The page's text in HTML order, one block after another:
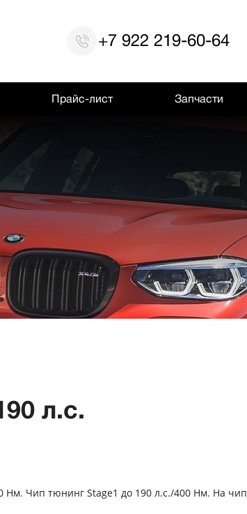
+7 922 219-60-64
Прайс-лист Запчасти
л.с.
Нм. Чип тюнинг Stage1 до 190 л.с./400 Нм. На чип